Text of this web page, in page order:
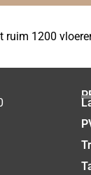
ruim 1200